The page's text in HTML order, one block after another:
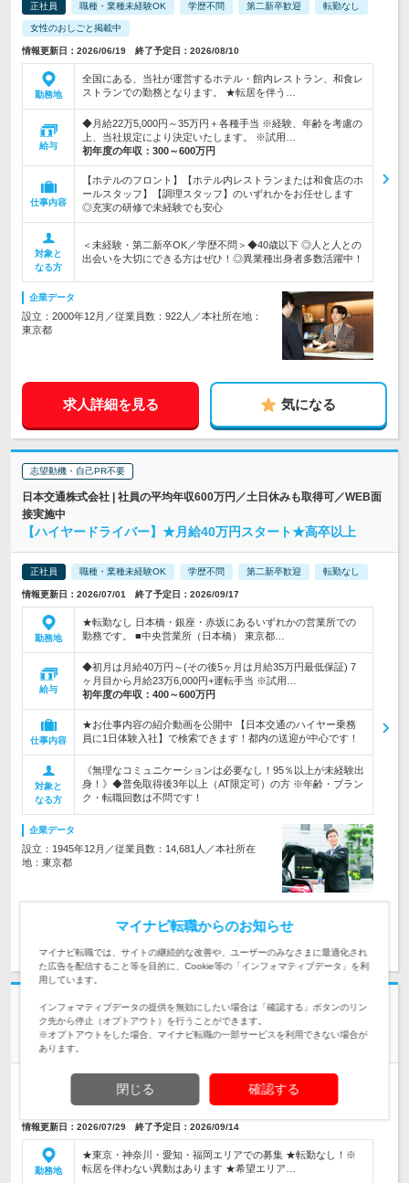
正社員 職種・業種未経験OK 学歴不問 第二新卒歓迎 転勤なし
女性のおしごと掲載中
情報更新日：2026/06/19 終了予定日：2026/08/10
勤務地
全国にある、当社が運営するホテル・館内レストラン、和食レ
ストランでの勤務となります。 ★転居を伴う…
給与
◆月給22万5,000円～35万円＋各種手当 ※経験、年齢を考慮の
上、当社規定により決定いたします。 ※試用…
初年度の年収： 300～600万円
仕事内容
【ホテルのフロント】【ホテル内レストランまたは和食店のホ
ールスタッフ】【調理スタッフ】のいずれかをお任せします
◎充実の研修で未経験でも安心
対象と
なる方
＜未経験・第二新卒OK／学歴不問＞◆40歳以下 ◎人と人との
出会いを大切にできる方はぜひ！◎異業種出身者多数活躍中！
企業データ
設立：2000年12月／従業員数：922人／本社所在地：
東京都
求人詳細を見る 気になる
志望動機・自己PR不要
日本交通株式会社 | 社員の平均年収600万円／土日休みも取得可／WEB面
接実施中
【ハイヤードライバー】★月給40万円スタート★高卒以上
正社員 職種・業種未経験OK 学歴不問 第二新卒歓迎 転勤なし
情報更新日：2026/07/01 終了予定日：2026/09/17
勤務地
★転勤なし 日本橋・銀座・赤坂にあるいずれかの営業所での
勤務です。 ■中央営業所（日本橋） 東京都…
給与
◆初月は月給40万円～(その後5ヶ月は月給35万円最低保証) 7
ヶ月目から月給23万6,000円+運転手当 ※試用…
初年度の年収： 400～600万円
仕事内容
★お仕事内容の紹介動画を公開中 【日本交通のハイヤー乗務
員に1日体験入社】で検索できます！都内の送迎が中心です！
対象と
なる方
《無理なコミュニケーションは必要なし！95％以上が未経験出
身！》◆普免取得後3年以上（AT限定可）の方 ※年齢・ブラン
ク・転職回数は不問です！
企業データ
設立：1945年12月／従業員数：14,681人／本社所在
地：東京都
求人詳細を見る 気になる
株式会社ナインアワーズ | ＼東京・神奈川・愛知・福岡エリア募集！／＃
年間休日120日
カジュアルな接客が魅力♪SNSで話題の【ホテルスタッフ】
職種・業種未経験OK 第二新卒歓迎
女性のおしごと掲載中
情報更新日：2026/07/29 終了予定日：2026/09/14
勤務地
★東京・神奈川・愛知・福岡エリアでの募集 ★転勤なし！※
転居を伴わない異動はあります ★希望エリア…
マイナビ転職からのお知らせ
マイナビ転職では、サイトの継続的な改善や、ユーザーのみなさまに最適化され
た広告を配信すること等を目的に、Cookie等の「インフォマティブデータ」を利
用しています。
インフォマティブデータの提供を無効にしたい場合は「確認する」ボタンのリン
ク先から停止（オプトアウト）を行うことができます。
※オプトアウトをした場合、マイナビ転職の一部サービスを利用できない場合が
あります。
閉じる 確認する